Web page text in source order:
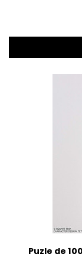
Puzle de